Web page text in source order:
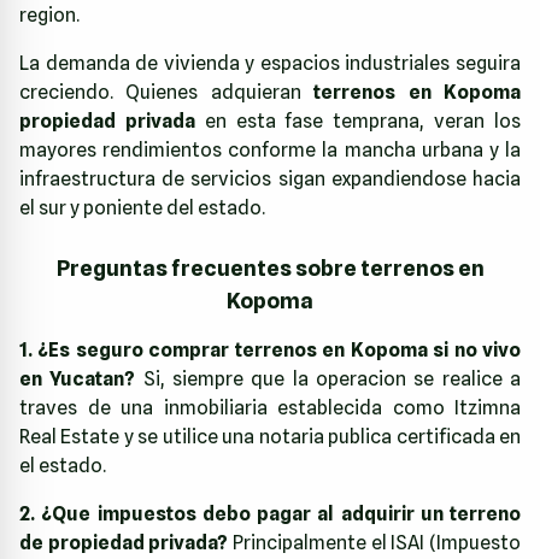
region.
La demanda de vivienda y espacios industriales seguira
creciendo. Quienes adquieranterrenos en Kopoma
propiedad privadaen esta fase temprana, veran los
mayores rendimientos conforme la mancha urbana y la
infraestructura de servicios sigan expandiendose hacia
el sur y poniente del estado.
Preguntas frecuentes sobre terrenos en
Kopoma
1. ¿Es seguro comprar terrenos en Kopoma si no vivo
en Yucatan? Si, siempre que la operacion se realice a
traves de una inmobiliaria establecida como
Itzimna
Real Estate y se utilice una notaria publica certificada en
el estado.
2. ¿Que impuestos debo pagar al adquirir un terreno
de propiedad privada? Principalmente el ISAI (Impuesto